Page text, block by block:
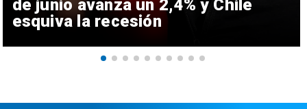
de junio avanza un 2,4% y Chile
esquiva la recesión